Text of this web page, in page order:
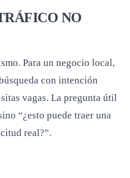
NO
Para un negocio local,
con intención
vagas. La pregunta útil
“¿esto puede traer una
real?”.